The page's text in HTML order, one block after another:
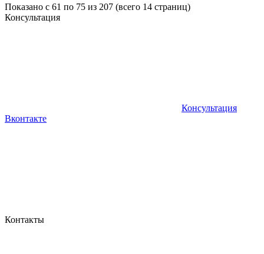
Показано с 61 по 75 из 207 (всего 14 страниц)
Консультация
Консультация
Вконтакте
Контакты